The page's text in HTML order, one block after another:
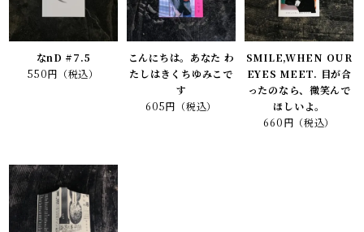
なnD #7.5
550円（税込）
こんにちは。あなた わ
たしはきくちゆみこで
す
605円（税込）
SMILE,WHEN OUR
EYES MEET. 目が合
ったのなら、微笑んで
ほしいよ。
660円（税込）